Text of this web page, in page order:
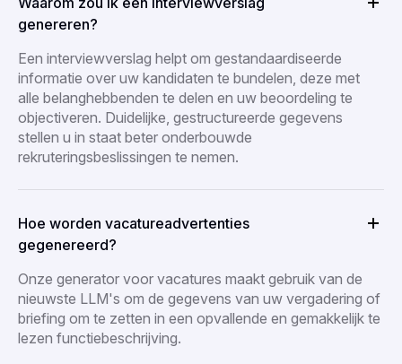
genereren?
Een interviewverslag helpt om gestandaardiseerde
informatie over uw kandidaten te bundelen, deze met
alle belanghebbenden te delen en uw beoordeling te
objectiveren. Duidelijke, gestructureerde gegevens
stellen u in staat beter onderbouwde
rekruteringsbeslissingen te nemen.
Hoe worden vacatureadvertenties
gegenereerd?
Onze generator voor vacatures maakt gebruik van de
nieuwste LLM's om de gegevens van uw vergadering of
briefing om te zetten in een opvallende en gemakkelijk te
lezen functiebeschrijving.